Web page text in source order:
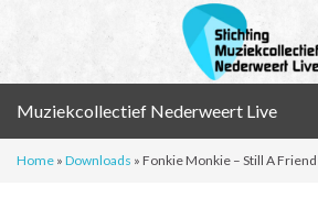
Muziekcollectief Nederweert Live
Home » Downloads » Fonkie Monkie – Still A